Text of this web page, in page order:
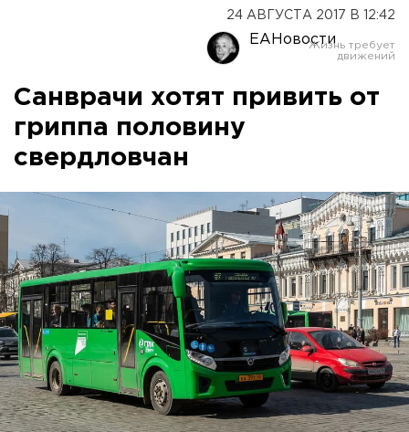
24 АВГУСТА 2017 В 12:42
ЕАНовости
Санврачи хотят привить от
гриппа половину
свердловчан